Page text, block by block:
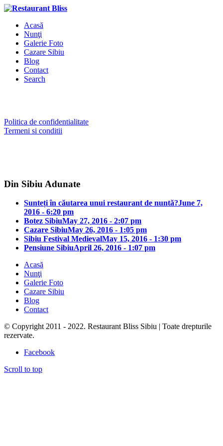
Acasă
Nunţi
Galerie Foto
Cazare Sibiu
Blog
Contact
Search
Politica de confidentialitate
Termeni si conditii
Din Sibiu Adunate
Sunteți în căutarea unui restaurant de nuntă?June 7,
2016 - 6:20 pm
Botez SibiuMay 27, 2016 - 2:07 pm
Cazare SibiuMay 26, 2016 - 1:05 pm
Sibiu Festival MedievalMay 15, 2016 - 1:30 pm
Pensiune SibiuApril 26, 2016 - 1:07 pm
Acasă
Nunţi
Galerie Foto
Cazare Sibiu
Blog
Contact
© Copyright 2011 - 2022. Restaurant Bliss Sibiu | Toate drepturile
rezervate.
Facebook
Scroll to top